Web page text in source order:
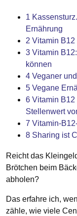
1
Ernährung
2 Vitamin B12
3 Vitamin
können
4 Veganer
5 Vegane
6 Vitamin B12
Stellenwert
7 Vitamin-
8 Sharing ist
Reicht das
Brötchen beim
abholen?
Das erfahre ich,
zähle, wie viele